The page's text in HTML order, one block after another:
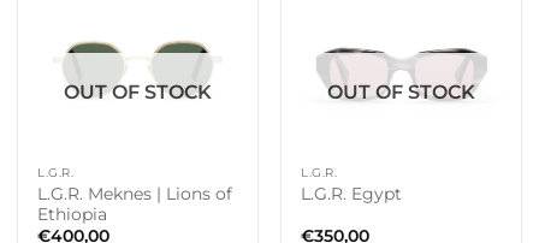
OUT OF STOCK
L.G.R.
L.G.R. Meknes | Lions of
Ethiopia
€400,00
OUT OF STOCK
L.G.R.
L.G.R. Egypt
€350,00